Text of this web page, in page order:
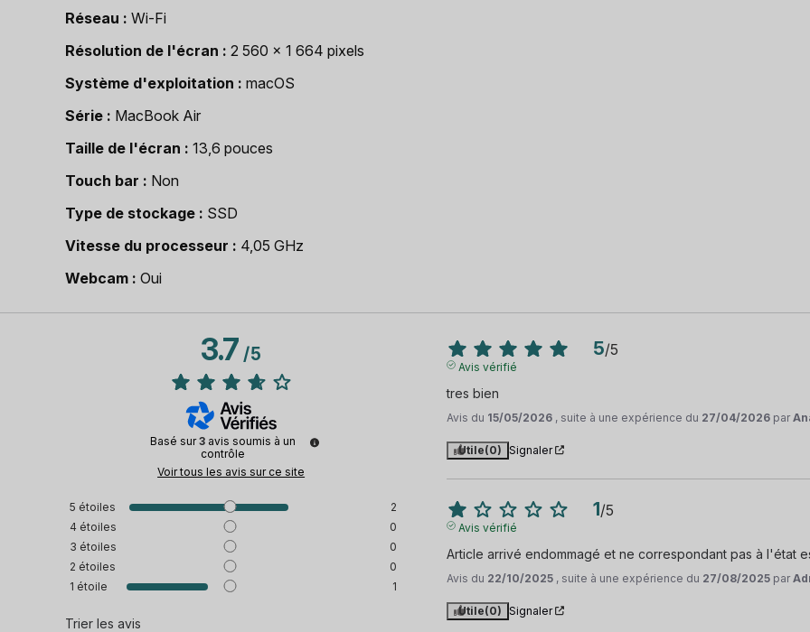
Réseau
Wi-Fi
Résolution de l'écran
2 560 x 1 664 pixels
Système d'exploitation
macOS
Série
MacBook Air
Taille de l'écran
13,6 pouces
Touch bar
Non
Type de stockage
SSD
Vitesse du processeur
4,05 GHz
Webcam
Oui
3.7/5
Basé sur3 avis soumis à un
contrôle
Voir tous les avis sur ce site
5 étoiles
2
4 étoiles
0
3 étoiles
0
2 étoiles
0
1 étoile 1
Trier les avis
5/5
Avis vérifié
tres bien
Avis du 15/05/2026 , suite à une expérience du 27/04/2026 par
Utile(0) Signaler
1/5
Avis vérifié
Article arrivé endommagé et ne correspondant pas à l'état
Avis du 22/10/2025 , suite à une expérience du 27/08/2025 par
Utile(0) Signaler